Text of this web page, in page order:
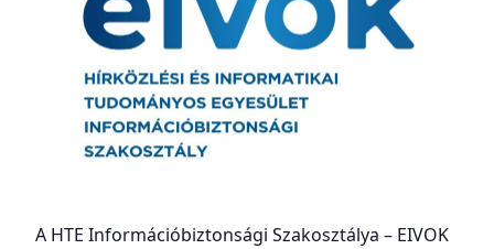
A HTE Információbiztonsági Szakosztálya – EIVOK